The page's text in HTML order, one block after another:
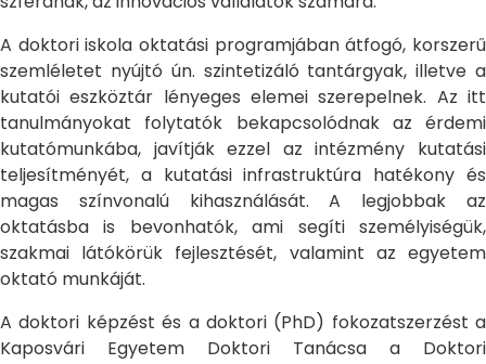
A doktori iskola oktatási programjában átfogó, korszerű
szemléletet nyújtó ún. szintetizáló tantárgyak, illetve a
kutatói eszköztár lényeges elemei szerepelnek. Az itt
tanulmányokat folytatók bekapcsolódnak az érdemi
kutatómunkába, javítják ezzel az intézmény kutatási
teljesítményét, a kutatási infrastruktúra hatékony és
magas színvonalú kihasználását. A legjobbak az
oktatásba is bevonhatók, ami segíti személyiségük,
szakmai látókörük fejlesztését, valamint az egyetem
oktató munkáját.
A doktori képzést és a doktori (PhD) fokozatszerzést a
Kaposvári Egyetem Doktori Tanácsa a Doktori